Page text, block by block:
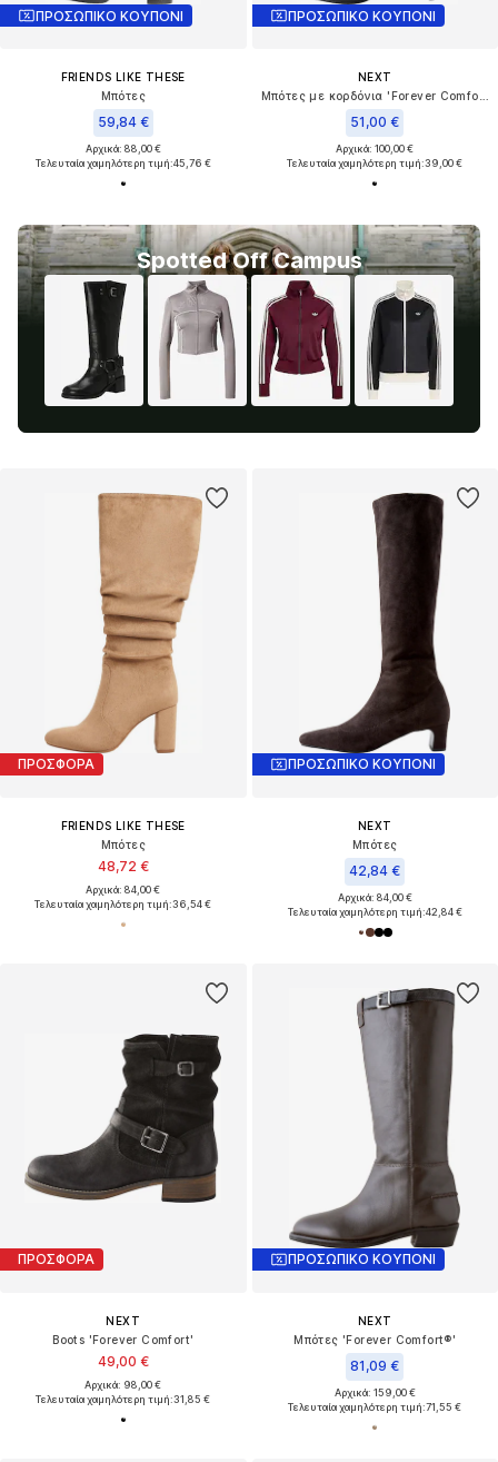
ΠΡΟΣΩΠΙΚΟ ΚΟΥΠΟΝΙ
FRIENDS LIKE THESE
Μπότες
59,84 €
Αρχικά: 88,00 €
Τελευταία χαμηλότερη τιμή:45,76 €
Spotted Off Campus
ΠΡΟΣΩΠΙΚΟ ΚΟΥΠΟΝΙ
NEXT
51,00 €
Αρχικά: 100,00 €
Τελευταία χαμηλότερη τιμή:39,00 €
ΠΡΟΣΦΟΡΑ
FRIENDS LIKE THESE
Μπότες
48,72 €
Αρχικά: 84,00 €
Τελευταία χαμηλότερη τιμή:36,54 €
ΠΡΟΣΩΠΙΚΟ ΚΟΥΠΟΝΙ
NEXT
Μπότες
42,84 €
Αρχικά: 84,00 €
Τελευταία χαμηλότερη τιμή:42,84 €
ΠΡΟΣΦΟΡΑ
NEXT
Boots 'Forever Comfort'
49,00 €
Αρχικά: 98,00 €
Τελευταία χαμηλότερη τιμή:31,85 €
ΠΡΟΣΩΠΙΚΟ ΚΟΥΠΟΝΙ
NEXT
Μπότες 'Forever Comfort®'
81,09 €
Αρχικά: 159,00 €
Τελευταία χαμηλότερη τιμή:71,55 €